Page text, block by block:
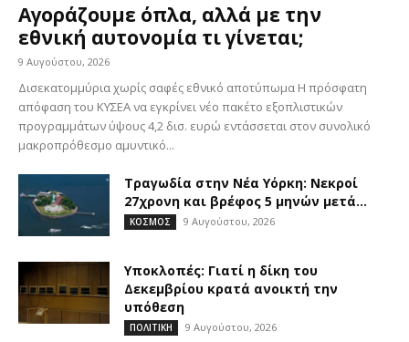
Αγοράζουμε όπλα, αλλά με την
εθνική αυτονομία τι γίνεται;
9 Αυγούστου, 2026
Δισεκατομμύρια χωρίς σαφές εθνικό αποτύπωμα Η πρόσφατη
απόφαση του ΚΥΣΕΑ να εγκρίνει νέο πακέτο εξοπλιστικών
προγραμμάτων ύψους 4,2 δισ. ευρώ εντάσσεται στον συνολικό
μακροπρόθεσμο αμυντικό...
Τραγωδία στην Νέα Υόρκη: Νεκροί
27χρονη και βρέφος 5 μηνών μετά...
ΚΟΣΜΟΣ 9 Αυγούστου, 2026
Υποκλοπές: Γιατί η δίκη του
Δεκεμβρίου κρατά ανοικτή την
υπόθεση
ΠΟΛΙΤΙΚΗ 9 Αυγούστου, 2026